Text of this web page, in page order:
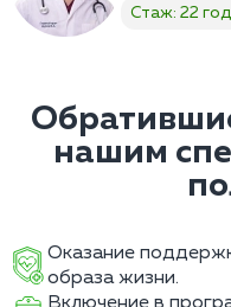
Стаж: 22
нашим
Оказание
образа жизни.
Включение в